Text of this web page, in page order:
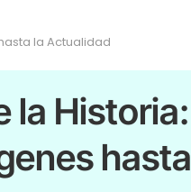
la Actualidad
la Historia:
hasta